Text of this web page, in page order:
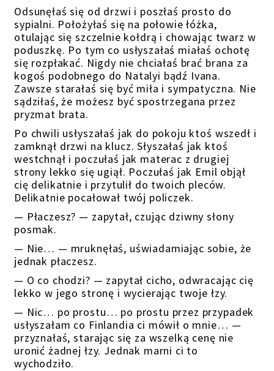
Odsunęłaś się od drzwi i poszłaś prosto do
sypialni. Położyłaś się na połowie łóżka,
otulając się szczelnie kołdrą i chowając twarz w
poduszkę. Po tym co usłyszałaś miałaś ochotę
się rozpłakać. Nigdy nie chciałaś brać brana za
kogoś podobnego do Natalyi bądź Ivana.
Zawsze starałaś się być miła i sympatyczna. Nie
sądziłaś, że możesz być spostrzegana przez
pryzmat brata.
Po chwili usłyszałaś jak do pokoju ktoś wszedł i
zamknął drzwi na klucz. Słyszałaś jak ktoś
westchnął i poczułaś jak materac z drugiej
strony lekko się ugiął. Poczułaś jak Emil objął
cię delikatnie i przytulił do twoich pleców.
Delikatnie pocałował twój policzek.
— Płaczesz? — zapytał, czując dziwny słony
posmak.
— Nie… — mruknęłaś, uświadamiając sobie, że
jednak płaczesz.
— O co chodzi? — zapytał cicho, odwracając cię
lekko w jego stronę i wycierając twoje łzy.
— Nic… po prostu… po prostu przez przypadek
usłyszałam co Finlandia ci mówił o mnie… —
przyznałaś, starając się za wszelką cenę nie
uronić żadnej łzy. Jednak marni ci to
wychodziło.